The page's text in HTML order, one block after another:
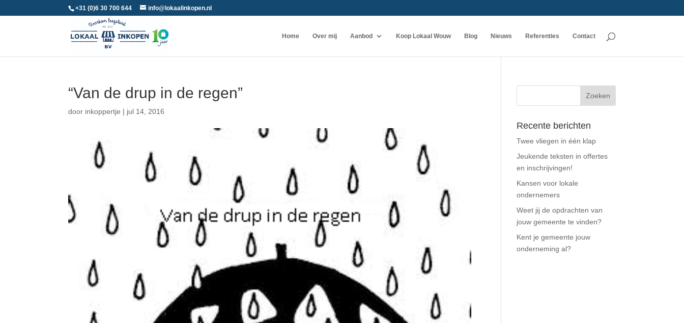
+31 (0)6 30 700 644 info@lokaalinkopen.nl
Home Over mij Aanbod Koop Lokaal Wouw Blog Nieuws Referenties Contact
“Van de drup in de regen”
door inkoppertje | jul 14, 2016
Recente berichten
Twee vliegen in één klap
Jeukende teksten in offertes
en inschrijvingen!
Kansen voor lokale
ondernemers
Weet jij de opdrachten van
jouw gemeente te vinden?
Kent je gemeente jouw
onderneming al?